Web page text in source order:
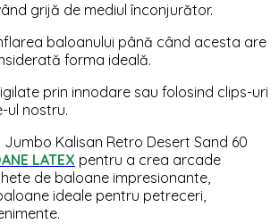
grijă de mediul înconjurător.
baloanului până când acesta are
forma ideală.
prin innodare sau folosind clips-uri
ul nostru.
Kalisan Retro Desert Sand 60
LATEX pentru a crea arcade
de baloane impresionante,
ideale pentru petreceri,